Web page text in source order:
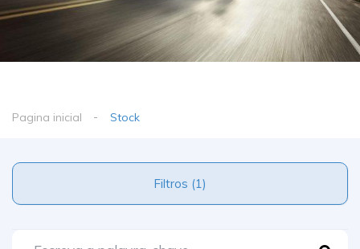
Pagina inicial Stock
Filtros (1)